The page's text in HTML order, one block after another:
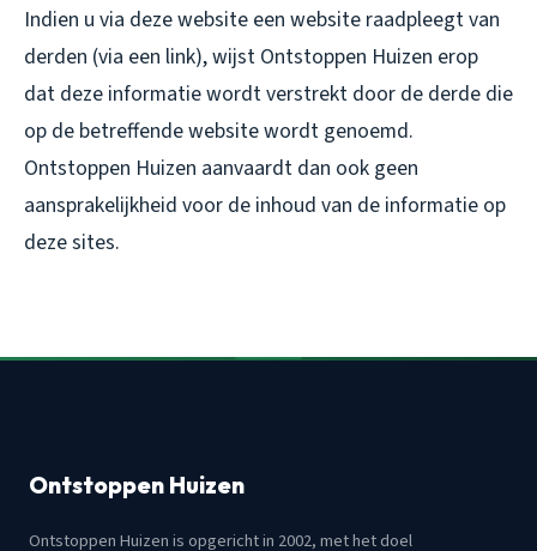
Indien u via deze website een website raadpleegt van
derden (via een link), wijst Ontstoppen Huizen erop
dat deze informatie wordt verstrekt door de derde die
op de betreffende website wordt genoemd.
Ontstoppen Huizen aanvaardt dan ook geen
aansprakelijkheid voor de inhoud van de informatie op
deze sites.
Ontstoppen Huizen
Ontstoppen Huizen is opgericht in 2002, met het doel